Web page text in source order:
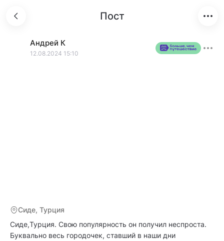
Пост
Андрей К
12.08.2024 15:10
Сиде, Турция
Сиде,Турция. Свою популярность он получил неспроста.
Буквально весь городочек, ставший в наши дни